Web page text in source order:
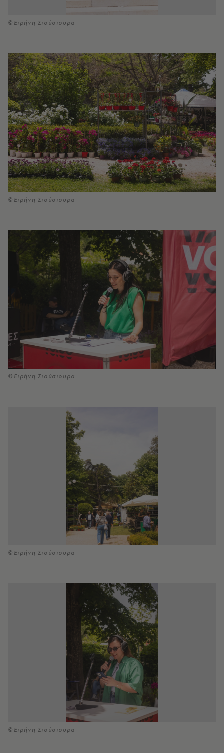
©Ειρήνη Σιούσιουρα
©Ειρήνη Σιούσιουρα
©Ειρήνη Σιούσιουρα
©Ειρήνη Σιούσιουρα
©Ειρήνη Σιούσιουρα